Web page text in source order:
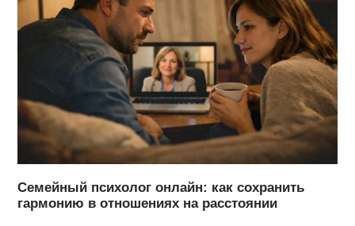
Семейный психолог онлайн: как сохранить
гармонию в отношениях на расстоянии